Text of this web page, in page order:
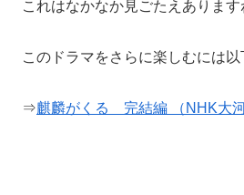
これはなかなか見ごたえあります
このドラマをさらに楽しむには
⇒麒麟がくる 完結編 （NHK大